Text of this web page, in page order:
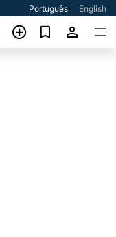
Português English